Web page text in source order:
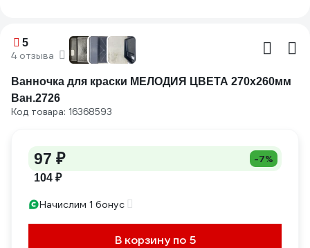
5
4 отзыва
Ванночка для краски МЕЛОДИЯ ЦВЕТА 270х260мм
Ван.2726
Код товара: 16368593
97 ₽ -7%
104 ₽
Начислим 1 бонус
В корзину по 5